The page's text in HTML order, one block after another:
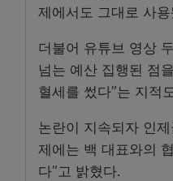
제에서도 그대로 사용
더불어 유튜브 영상
넘는 예산 집행된 점
혈세를 썼다”는 지적
논란이 지속되자 인
제에는 백 대표와의
다”고 밝혔다.